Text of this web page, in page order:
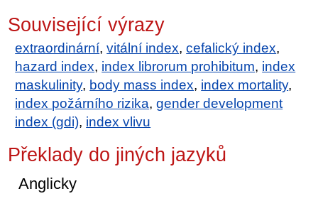
Související výrazy
extraordinární,vitální index,cefalický index,
hazard index, index librorum prohibitum, index
maskulinity, body mass index, index mortality,
index požárního rizika,gender development
index (gdi), index vlivu
Překlady do jiných jazyků
Anglicky